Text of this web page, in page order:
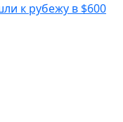
к рубежу в $600